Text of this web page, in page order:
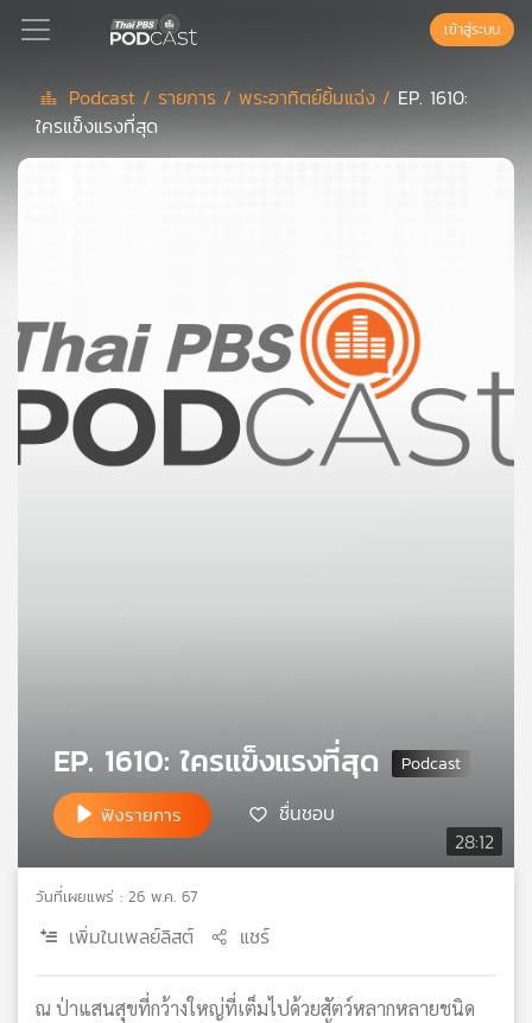
Podcast
แนะนำ
เพล
ย์
เกี่ยว
เรา
เข้าสู่ระบบ
Podcast / รายการ /พระอาทิตย์ยิ้มแฉ่ง / EP. 1610:
ใครแข็งแรงที่สุด
28:12
EP. 1610: ใครแข็งแรงที่สุด
ฟังรายการ ชื่นชอบ
วันที่เผยแพร่ : 26 พ.ค. 67
เพิ่มในเพลย์ลิสต์ แชร์
ณ ป่าแสนสุขที่กว้างใหญ่ที่เต็มไปด้วยสัตว์หลากหลายชนิด